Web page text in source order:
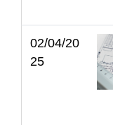
02/04/20
25